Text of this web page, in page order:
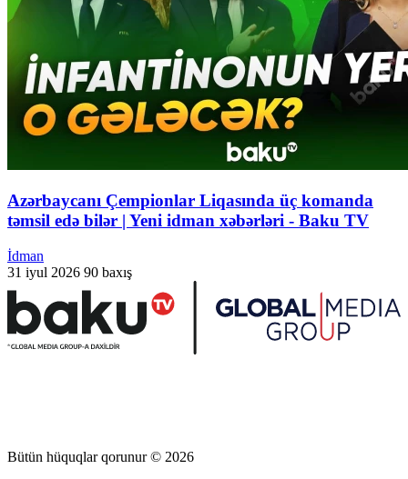
Azərbaycanı Çempionlar Liqasında üç komanda
təmsil edə bilər | Yeni idman xəbərləri - Baku TV
İdman
31 iyul 2026 90 baxış
Bütün hüquqlar qorunur © 2026